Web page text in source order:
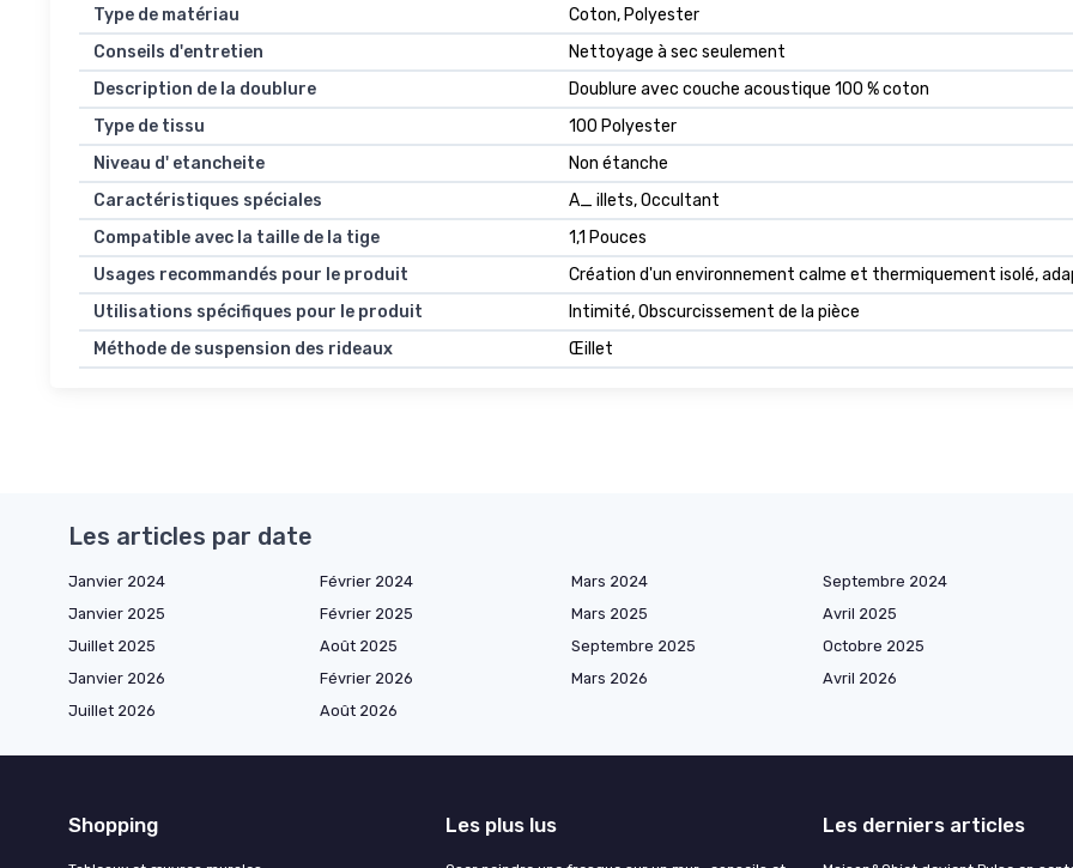
Type de matériau
Coton, Polyester
Conseils d'entretien
Nettoyage à sec seulement
Description de la doublure
Doublure avec couche acoustique 100 % coton
Type de tissu
100 Polyester
Niveau d' etancheite
Non étanche
Caractéristiques spéciales
A_ illets, Occultant
Compatible avec la taille de la tige
1,1 Pouces
Usages recommandés pour le produit
Création d'un environnement calme et thermiquement isolé,
Utilisations spécifiques pour le produit
Intimité, Obscurcissement de la pièce
Méthode de suspension des rideaux
Œillet
Les articles par date
Janvier 2024 Février 2024 Mars 2024 Septembre 2024
Janvier 2025
Février 2025 Mars 2025 Avril 2025
Juillet 2025
Août 2025 Septembre 2025 Octobre 2025
Janvier 2026
Février 2026 Mars 2026 Avril 2026
Juillet 2026
Août 2026
Shopping Les plus lus Les derniers articles